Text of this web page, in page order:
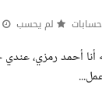
لم يحسب